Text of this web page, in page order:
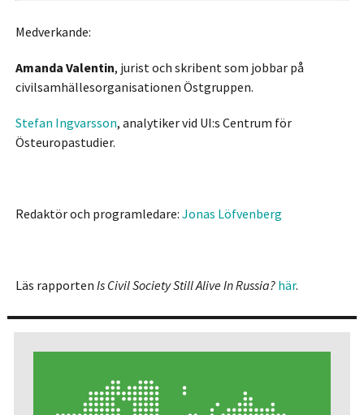
Medverkande:
Amanda Valentin, jurist och skribent som jobbar på
civilsamhällesorganisationen Östgruppen.
Stefan Ingvarsson, analytiker vid UI:s Centrum för
Östeuropastudier.
Redaktör och programledare: Jonas Löfvenberg
Läs rapporten Is Civil Society Still Alive In Russia? här.